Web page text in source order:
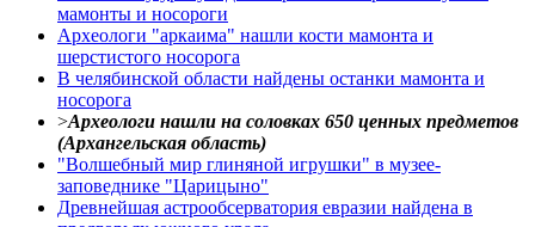
мамонты и носороги
Археологи "аркаима" нашли кости мамонта и
шерстистого носорога
В челябинской области найдены останки мамонта и
носорога
>Археологи нашли на соловках 650 ценных предметов
(Архангельская область)
"Волшебный мир глиняной игрушки" в музее-
заповеднике "Царицыно"
Древнейшая астрообсерватория евразии найдена в